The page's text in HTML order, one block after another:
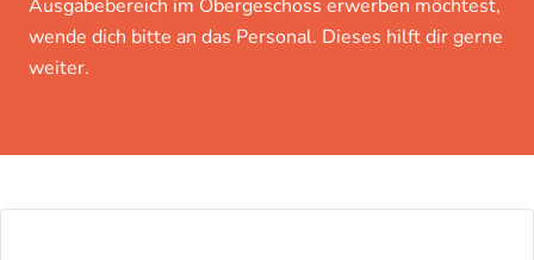
Ausgabebereich im Obergeschoss erwerben möchtest,
wende dich bitte an das Personal. Dieses hilft dir gerne
weiter.